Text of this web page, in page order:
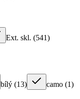
Ext. skl. (541)
bílý (13) camo (1)